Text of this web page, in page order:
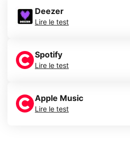
Deezer
Lire le test
Spotify
Lire le test
Apple Music
Lire le test